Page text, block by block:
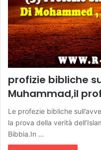
profizie bibliche
Muhammad,il
Le profezie bibliche
la prova della verità
Bibbia.In …